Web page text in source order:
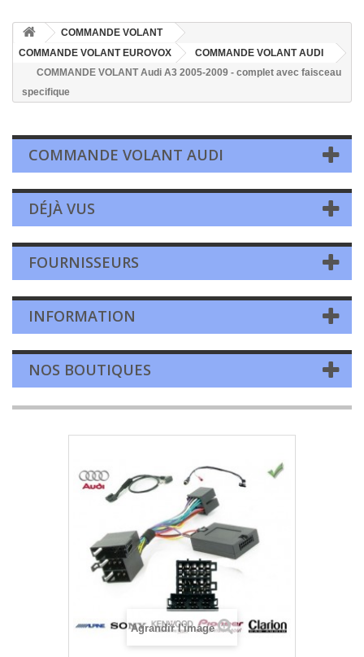
COMMANDE VOLANT
COMMANDE VOLANT EUROVOX
COMMANDE VOLANT AUDI
COMMANDE VOLANT Audi A3 2005-2009 - complet avec faisceau
specifique
COMMANDE VOLANT AUDI
DÉJÀ VUS
FOURNISSEURS
INFORMATION
NOS BOUTIQUES
Agrandir l'image